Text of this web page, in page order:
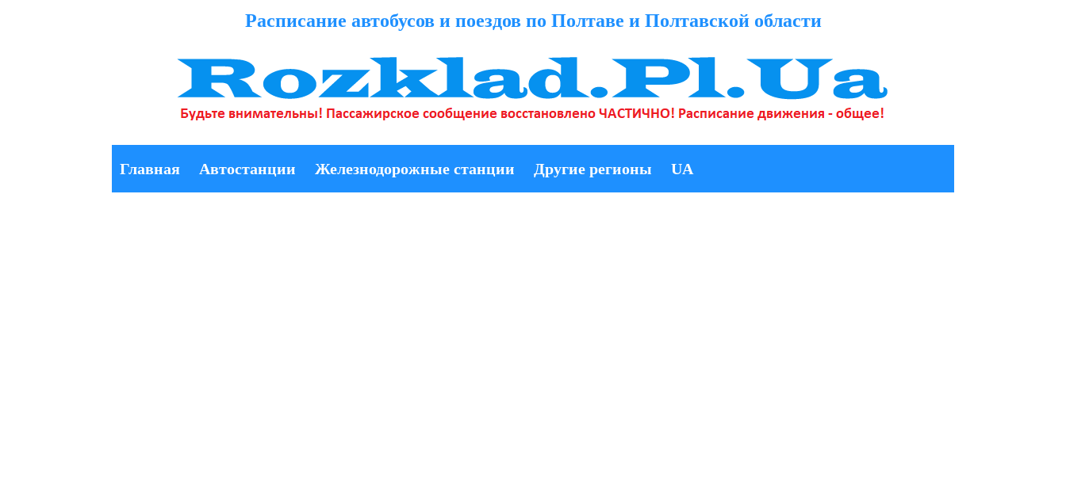
Расписание автобусов и поездов по Полтаве и Полтавской области
Главная Автостанции Железнодорожные станции Другие регионы UA